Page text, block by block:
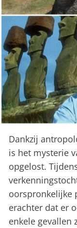
Dankzij
is het mysterie
opgelost.
oorspronkelijke
erachter dat er
enkele gevallen